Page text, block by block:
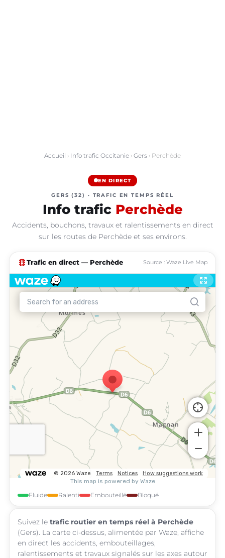
Accueil › Info trafic Occitanie › Gers › Perchède
EN DIRECT
GERS (32) · TRAFIC EN TEMPS RÉEL
Info trafic Perchède
Accidents, bouchons, travaux et ralentissements en direct
sur les routes de Perchède et ses environs.
traffic Trafic en direct — Perchède Source : Waze Live Map
Fluide Ralenti Embouteillé Bloqué
Suivez le trafic routier en temps réel à Perchède
(Gers). La carte ci-dessus, alimentée par Waze, affiche
en direct les accidents, embouteillages,
ralentissements et travaux signalés sur les axes autour